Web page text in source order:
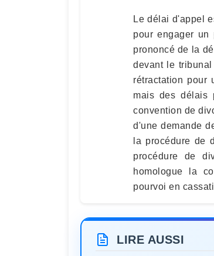
Le délai d'appel
pour engager
prononcé de la
devant le
rétractation pour
mais des délais
convention de
d'une demande
la procédure de
procédure de
homologue la
pourvoi en
LIRE AUSSI